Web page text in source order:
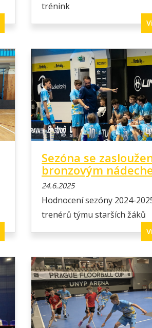
trénink
Sezóna se
bronzovým
24.6.2025
Hodnocení sezóny 2024-
trenérů týmu starších žáků